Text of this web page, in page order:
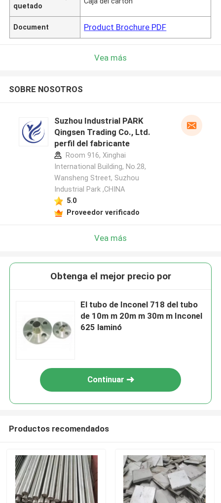
quetado
Document Product Brochure PDF
Vea más
SOBRE NOSOTROS
Suzhou Industrial PARK
Qingsen Trading Co., Ltd.
perfil del fabricante
Room 916, Xinghai
International Building, No.28,
Wansheng Street, Suzhou
Industrial Park ,CHINA
5.0
Proveedor verificado
Vea más
Obtenga el mejor precio por
El tubo de Inconel 718 del tubo
de 10m m 20m m 30m m Inconel
625 laminó
Continuar
Productos recomendados